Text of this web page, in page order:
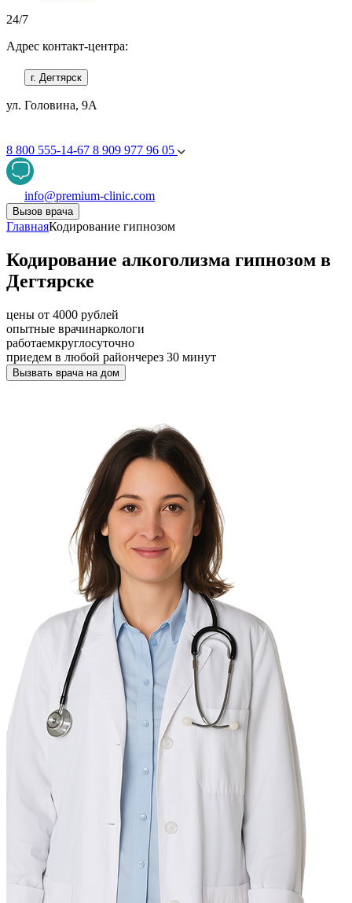
24/7
Адрес контакт-центра:
г. Дегтярск
ул. Головина, 9А
8 800 555-14-67 8 909 977 96 05
info@premium-clinic.com
Вызов врача
ГлавнаяКодирование гипнозом
Кодирование алкоголизма гипнозом в
Дегтярске
цены от 4000 рублей
опытные врачинаркологи
работаемкруглосуточно
приедем в любой райончерез 30 минут
Вызвать врача на дом